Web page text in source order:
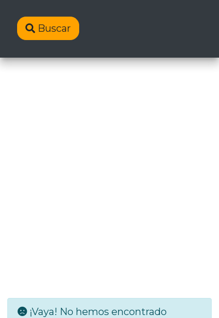
Buscar
¡Vaya! No hemos encontrado